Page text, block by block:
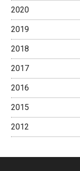
2020
2019
2018
2017
2016
2015
2012